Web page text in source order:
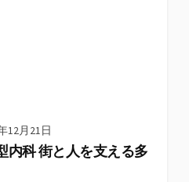
12月21日
内科 街と人を支える多